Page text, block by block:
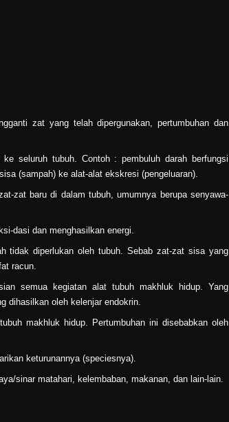
zat yang telah dipergunakan, per­tumbuhan dan
seluruh tubuh. Contoh : pembuluh darah berfungsi
(sampah) ke alat-alat ekskresi (pengeluaran).
zat baru di dalam tubuh, umumnya berupa senyawa-
dasi dan menghasilkan energi.
tidak diperlukan oleh tubuh. Sebab zat-zat sisa yang
racun.
semua kegiatan alat tubuh makhluk hidup. Yang
dihasilkan oleh kelenjar endokrin.
makhluk hidup. Pertumbuhan ini disebabkan oleh
keturunannya (speciesnya).
sinar matahari, kelembaban, makanan, dan lain-lain.